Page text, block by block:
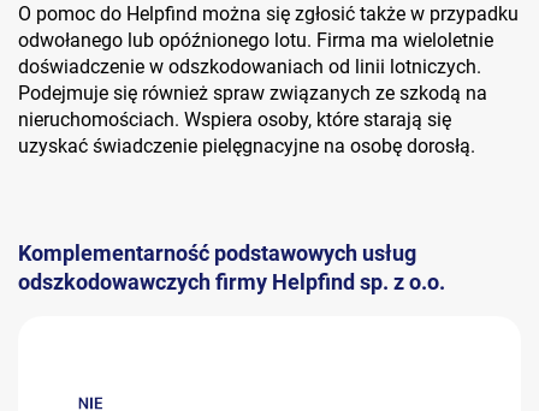
O pomoc do Helpfind można się zgłosić także w przypadku
odwołanego lub opóźnionego lotu. Firma ma wieloletnie
doświadczenie w odszkodowaniach od linii lotniczych.
Podejmuje się również spraw związanych ze szkodą na
nieruchomościach. Wspiera osoby, które starają się
uzyskać świadczenie pielęgnacyjne na osobę dorosłą.
Komplementarność podstawowych usług
odszkodowawczych firmy Helpfind sp. z o.o.